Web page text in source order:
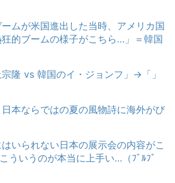
ムが米国進出した当時、アメリカ国
的ブームの様子がこちら…」＝韓国
隆 vs 韓国のイ・ジョンフ」→「」
本ならではの夏の風物詩に海外がび
いられない日本の展示会の内容がこ
ういうのが本当に上手い…（ﾌﾞﾙﾌﾞ